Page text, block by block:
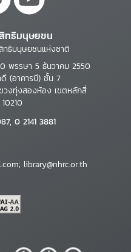
ทธิมนุษยชน
ทธิมนุษยชนแห่งชาติ
พรรษา 5 ธันวาคม 2550
(อาคารบี) ชั้น 7
งทุ่งสองห้อง เขตหลักสี่
0 2141 3881
library@nhrc.or.th